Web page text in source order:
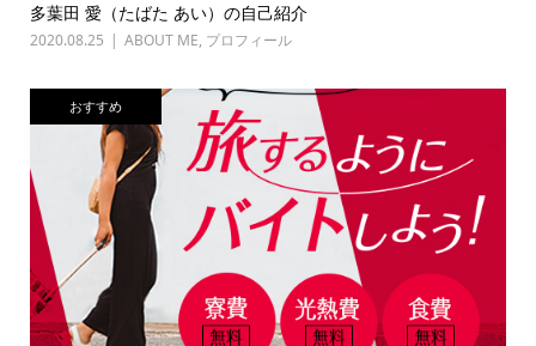
多葉田 愛（たばた あい）の自己紹介
2020.08.25 ABOUT ME, プロフィール
おすすめ